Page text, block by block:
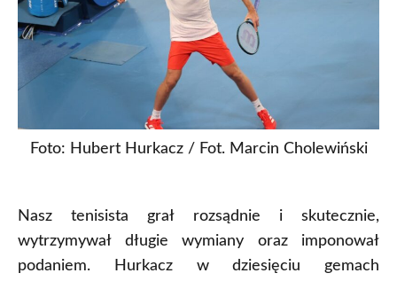
Foto: Hubert Hurkacz / Fot. Marcin Cholewiński
Nasz tenisista grał rozsądnie i skutecznie,
wytrzymywał długie wymiany oraz imponował
podaniem. Hurkacz w dziesięciu gemach